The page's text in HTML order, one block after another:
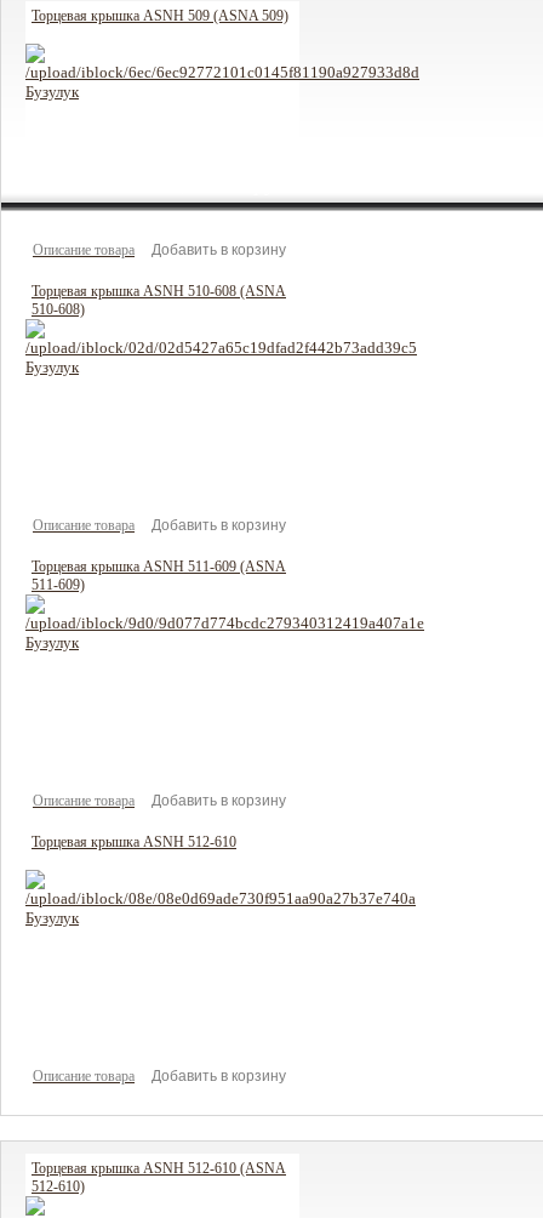
Торцевая крышка ASNH 509 (ASNA 509)
Описание товара
Торцевая крышка ASNH 510-608 (ASNA
510-608)
Описание товара
Торцевая крышка ASNH 511-609 (ASNA
511-609)
Описание товара
Торцевая крышка ASNH 512-610
Описание товара
Торцевая крышка ASNH 512-610 (ASNA
512-610)